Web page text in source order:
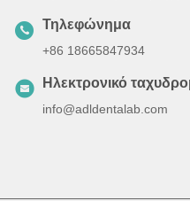
Τηλεφώνημα
+86 18665847934
Ηλεκτρονικό
info@adldentalab.com